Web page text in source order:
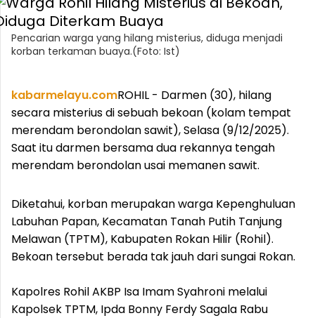
Pencarian warga yang hilang misterius, diduga menjadi
korban terkaman buaya.(Foto: Ist)
kabarmelayu.comROHIL - Darmen (30), hilang
secara misterius di sebuah bekoan (kolam tempat
merendam berondolan sawit), Selasa (9/12/2025).
Saat itu darmen bersama dua rekannya tengah
merendam berondolan usai memanen sawit.
Diketahui, korban merupakan warga Kepenghuluan
Labuhan Papan, Kecamatan Tanah Putih Tanjung
Melawan (TPTM), Kabupaten Rokan Hilir (Rohil).
Bekoan tersebut berada tak jauh dari sungai Rokan.
Kapolres Rohil AKBP Isa Imam Syahroni melalui
Kapolsek TPTM, Ipda Bonny Ferdy Sagala Rabu